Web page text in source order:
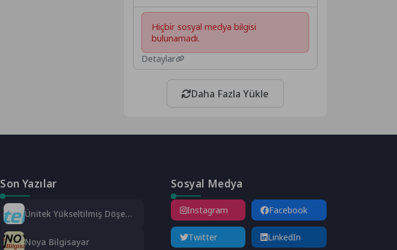
Hiçbir sosyal medya bilgisi
bulunamadı.
Detaylar
Daha Fazla Yükle
Son Yazılar
Ünitek Yükseltilmiş Döşeme
Noya Bilgisayar
Sosyal Medya
Instagram Facebook
Twitter LinkedIn